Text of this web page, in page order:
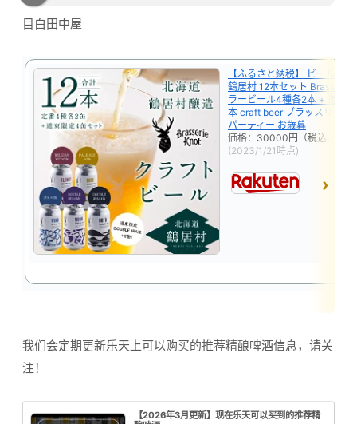
目白田中屋
【ふるさと納税】 ビール ク
鶴居村 12本セット Brasserie
ラービール4種各2本 + 道東
本 craft beer ブラッスリーノ
パーティー お歳暮
価格：30000円（税込、送料
(2023/1/21時点)
我们会定期更新乐天上可以购买的推荐精酿啤酒信息，请关
注！
【2026年3月更新】现在乐天可以买到的推荐精